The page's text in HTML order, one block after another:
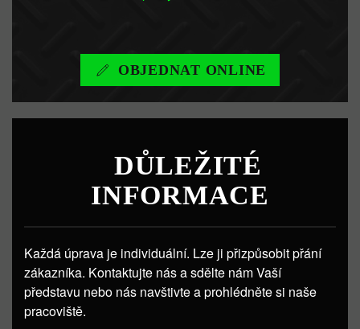
OBJEDNAT ONLINE
DŮLEŽITÉ
INFORMACE
Každá úprava je individuální. Lze ji přizpůsobit přání
zákazníka. Kontaktujte nás a sdělte nám Vaší
představu nebo nás navštivte a prohlédněte si naše
pracoviště.